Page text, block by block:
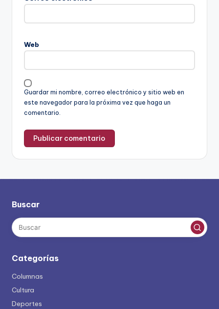
Web
Guardar mi nombre, correo electrónico y sitio web en
este navegador para la próxima vez que haga un
comentario.
Buscar
Categorías
Columnas
Cultura
Deportes